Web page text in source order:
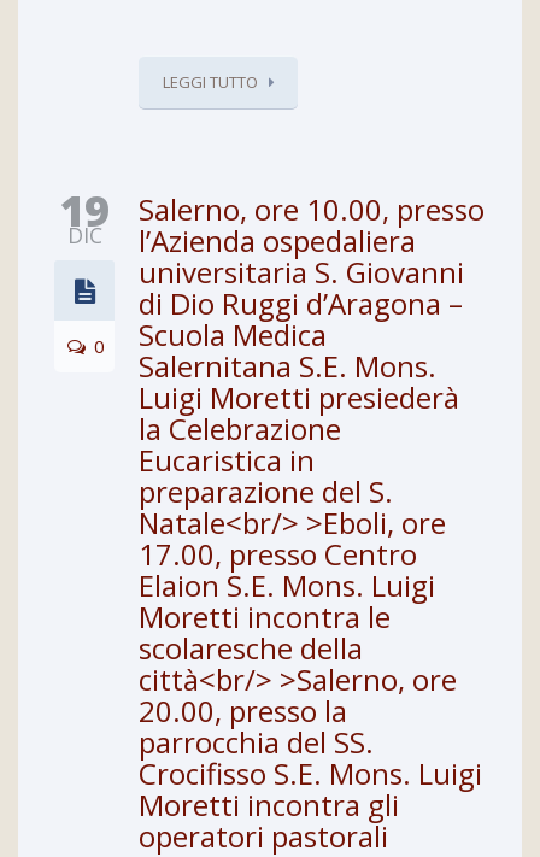
LEGGI TUTTO
19
DIC
0
Salerno, ore 10.00, presso
l’Azienda ospedaliera
universitaria S. Giovanni
di Dio Ruggi d’Aragona –
Scuola Medica
Salernitana S.E. Mons.
Luigi Moretti presiederà
la Celebrazione
Eucaristica in
preparazione del S.
Natale<br/> >Eboli, ore
17.00, presso Centro
Elaion S.E. Mons. Luigi
Moretti incontra le
scolaresche della
città<br/> >Salerno, ore
20.00, presso la
parrocchia del SS.
Crocifisso S.E. Mons. Luigi
Moretti incontra gli
operatori pastorali